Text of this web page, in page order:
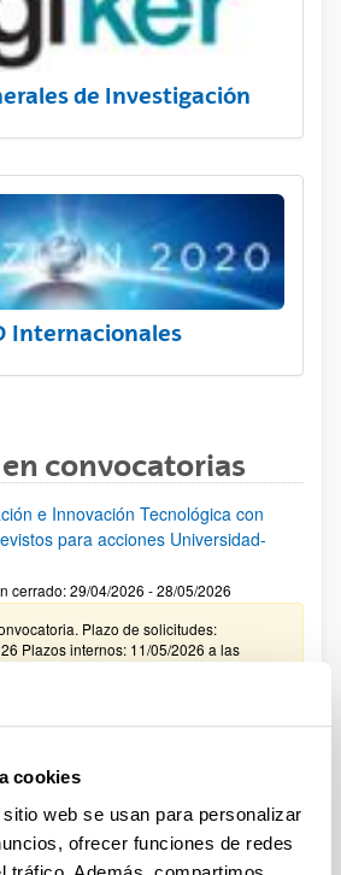
cookies
web se usan para personalizar
ofrecer funciones de redes
de Investigación
Internacionales
convocatorias
e Innovación Tecnológica con
para acciones Universidad-
cerrado: 29/04/2026 - 28/05/2026
Plazo de solicitudes:
Plazos internos: 11/05/2026 a las
PARA LA
2026"
cerrado: 23/04/2026 - 04/06/2026
de Interés. Plazo interno 25 de mayo de
documentación necesaria. Plazo interno